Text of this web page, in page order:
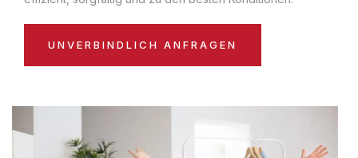
UNVERBINDLICH ANFRAGEN